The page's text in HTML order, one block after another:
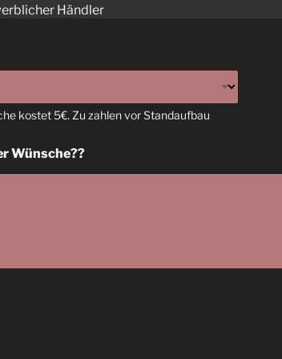
Händler
kostet 5€. Zu zahlen vor Standaufbau
Wünsche??